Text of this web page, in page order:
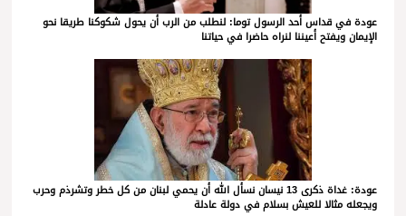
عودة في قداس أحد الرسول توما: لنطلب من الرب أن يحول شكوكنا طريقا نحو
الإيمان ويفتح أعيننا لنراه حاضرا في حياتنا
عودة: غداة ذكرى 13 نيسان نسأل الله أن يحمي لبنان من كل خطر وتشرذم وحرب
ويجعله مثالا للعيش بسلام في دولة عادلة